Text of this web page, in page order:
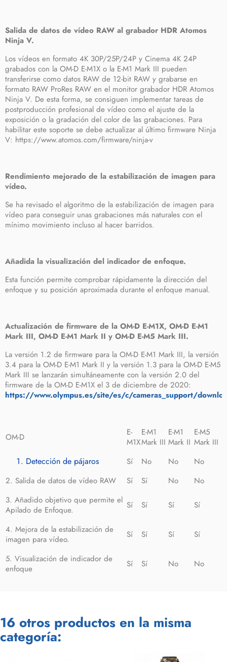
Salida de datos de vídeo RAW al grabador HDR Atomos
Ninja V.
Los vídeos en formato 4K 30P/25P/24P y Cinema 4K 24P
grabados con la OM-D E-M1X o la E-M1 Mark III pueden
transferirse como datos RAW de 12-bit RAW y grabarse en
formato RAW ProRes RAW en el monitor grabador HDR Atomos
Ninja V. De esta forma, se consiguen implementar tareas de
postproducción profesional de vídeo como el ajuste de la
exposición o la gradación del color de las grabaciones. Para
habilitar este soporte se debe actualizar al último firmware Ninja
V: https://www.atomos.com/firmware/ninja-v
Rendimiento mejorado de la estabilización de imagen para
vídeo.
Se ha revisado el algoritmo de la estabilización de imagen para
vídeo para conseguir unas grabaciones más naturales con el
mínimo movimiento incluso al hacer barridos.
Añadida la visualización del indicador de enfoque.
Esta función permite comprobar rápidamente la dirección del
enfoque y su posición aproximada durante el enfoque manual.
Actualización de firmware de la OM-D E-M1X, OM-D E-M1
Mark III, OM-D E-M1 Mark II y OM-D E-M5 Mark III.
La versión 1.2 de firmware para la OM-D E-M1 Mark III, la versión
3.4 para la OM-D E-M1 Mark II y la versión 1.3 para la OM-D E-M5
Mark III se lanzarán simultáneamente con la versión 2.0 del
firmware de la OM-D E-M1X el 3 de diciembre de 2020:
https://www.olympus.es/site/es/c/cameras_support/
OM-D
E-
M1X
E-M1
Mark III
E-M1
Mark II
E-M5
Mark III
Detección de pájaros Sí No No
No
2. Salida de datos de vídeo RAW
Sí Sí No
No
3. Añadido objetivo que permite el
Apilado de Enfoque.
Sí Sí Sí Sí
4. Mejora de la estabilización de
imagen para vídeo.
Sí Sí Sí Sí
5. Visualización de indicador de
enfoque
Sí Sí No No
16 otros productos en la misma
categoría: